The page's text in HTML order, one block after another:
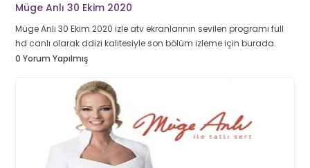
Müge Anlı 30 Ekim 2020
Müge Anlı 30 Ekim 2020 izle atv ekranlarının sevilen programı full
hd canlı olarak ddizi kalitesiyle son bölüm izleme için burada.
0 Yorum Yapılmış